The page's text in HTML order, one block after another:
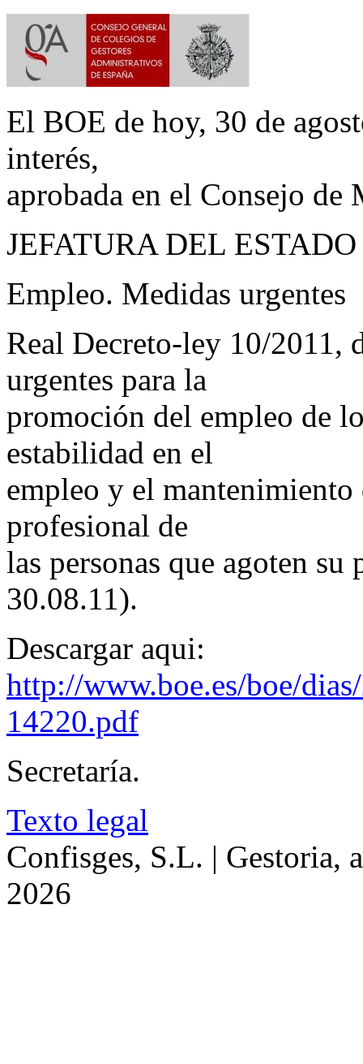
El BOE de hoy, 30 de
interés,
aprobada en el Consejo
JEFATURA DEL ESTADO
Empleo. Medidas urgentes
Real Decreto-ley 10/2011,
urgentes para la
promoción del empleo de
estabilidad en el
empleo y el
profesional de
las personas que agoten
30.08.11).
Descargar aqui:
http://www.boe.es/boe/
14220.pdf
Secretaría.
Texto legal
Confisges, S.L. | Gestoria,
2026